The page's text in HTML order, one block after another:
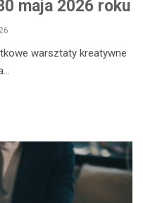
maja 2026 roku
warsztaty kreatywne